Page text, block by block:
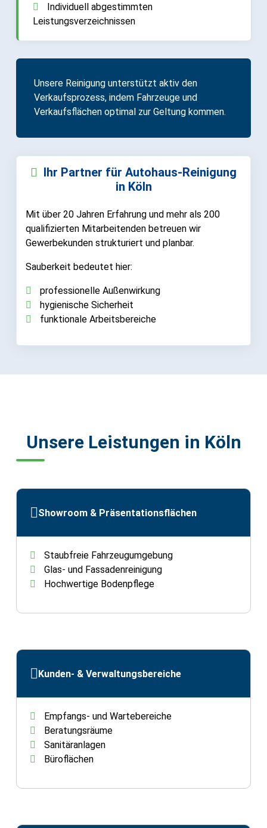
Individuell abgestimmten
Leistungsverzeichnissen
Unsere Reinigung unterstützt aktiv den
Verkaufsprozess, indem Fahrzeuge und
Verkaufsflächen optimal zur Geltung kommen.
Ihr Partner für Autohaus-Reinigung
in Köln
Mit über 20 Jahren Erfahrung und mehr als 200
qualifizierten Mitarbeitenden betreuen wir
Gewerbekunden strukturiert und planbar.
Sauberkeit bedeutet hier:
professionelle Außenwirkung
hygienische Sicherheit
funktionale Arbeitsbereiche
Unsere Leistungen in Köln
Showroom & Präsentationsflächen
Staubfreie Fahrzeugumgebung
Glas- und Fassadenreinigung
Hochwertige Bodenpflege
Kunden- & Verwaltungsbereiche
Empfangs- und Wartebereiche
Beratungsräume
Sanitäranlagen
Büroflächen